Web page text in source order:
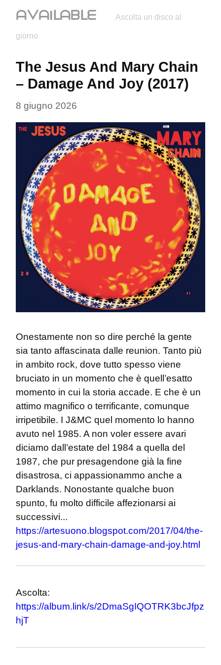
ᗩᐯᗩIᒪᗩᗷᒪᗴ Ascolta un disco al
giorno
The Jesus And Mary Chain
– Damage And Joy (2017)
8 giugno 2026
Onestamente non so dire perché la gente
sia tanto affascinata dalle reunion. Tanto più
in ambito rock, dove tutto spesso viene
bruciato in un momento che è quell’esatto
momento in cui la storia accade. E che è un
attimo magnifico o terrificante, comunque
irripetibile. I J&MC quel momento lo hanno
avuto nel 1985. A non voler essere avari
diciamo dall’estate del 1984 a quella del
1987, che pur presagendone già la fine
disastrosa, ci appassionammo anche a
Darklands. Nonostante qualche buon
spunto, fu molto difficile affezionarsi ai
https://artesuono.blogspot.com/2017/04/the-
jesus-and-mary-chain-damage-and-joy.html
https://album.link/s/2DmaSgIQOTRK3bcJfpz
hjT